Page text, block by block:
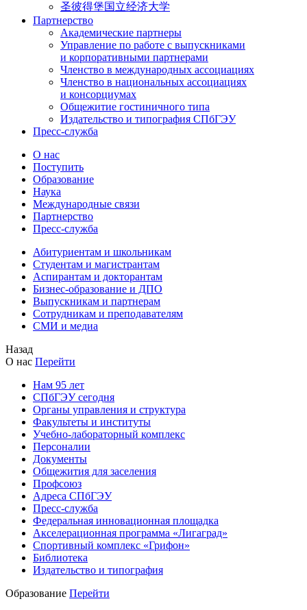
圣彼得堡国立经济大学
Партнерство
Академические партнеры
Управление по работе с выпускниками
и корпоративными партнерами
Членство в международных ассоциациях
Членство в национальных ассоциациях
и консорциумах
Общежитие гостиничного типа
Издательство и типография СПбГЭУ
Пресс-служба
О нас
Поступить
Образование
Наука
Международные связи
Партнерство
Пресс-служба
Абитуриентам и школьникам
Студентам и магистрантам
Аспирантам и докторантам
Бизнес-образование и ДПО
Выпускникам и партнерам
Сотрудникам и преподавателям
СМИ и медиа
Назад
О нас Перейти
Нам 95 лет
СПбГЭУ сегодня
Органы управления и структура
Факультеты и институты
Учебно-лабораторный комплекс
Персоналии
Документы
Общежития для заселения
Профсоюз
Адреса СПбГЭУ
Пресс-служба
Федеральная инновационная площадка
Акселерационная программа «Лигаград»­­
Спортивный комплекс «Грифон»
Библиотека
Издательство и типография
Образование Перейти